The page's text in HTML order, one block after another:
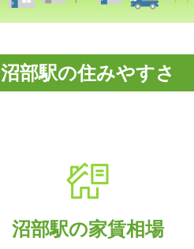
沼部駅の住みやすさ
沼部駅の家賃相場